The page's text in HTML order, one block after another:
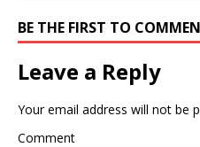
BE THE FIRST TO
Leave a Reply
Your email address will not be
Comment